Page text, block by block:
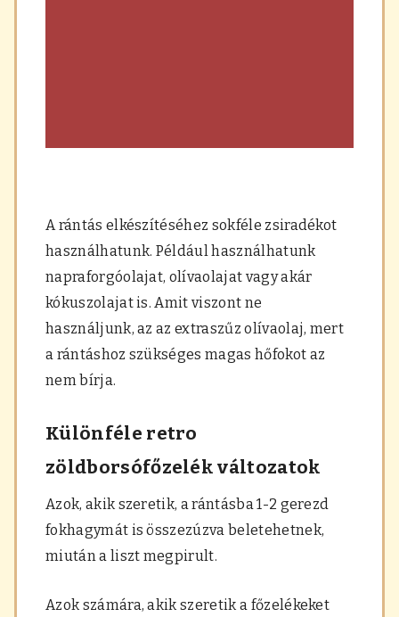
A rántás elkészítéséhez sokféle zsiradékot
használhatunk. Például használhatunk
napraforgóolajat, olívaolajat vagy akár
kókuszolajat is. Amit viszont ne
használjunk, az az extraszűz olívaolaj, mert
a rántáshoz szükséges magas hőfokot az
nem bírja.
Különféle retro
zöldborsófőzelék változatok
Azok, akik szeretik, a rántásba 1-2 gerezd
fokhagymát is összezúzva beletehetnek,
miután a liszt megpirult.
Azok számára, akik szeretik a főzelékeket